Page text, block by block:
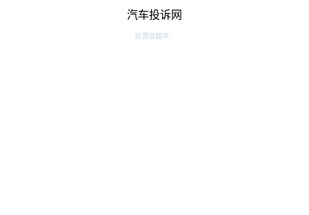
汽车投诉网
资源加载中...